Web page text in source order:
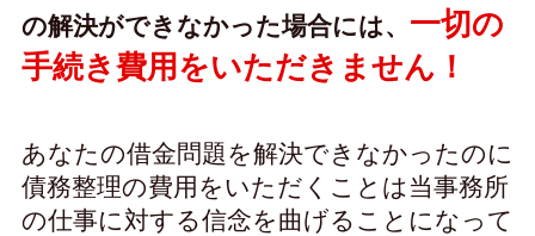
の解決ができなかった場合には、 一切の
手続き費用をいただきません！
あなたの借金問題を解決できなかったのに
債務整理の費用をいただくことは当事務所
の仕事に対する信念を曲げることになって